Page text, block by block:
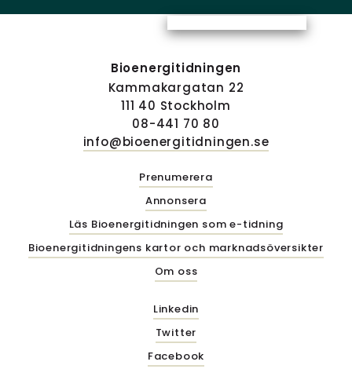
Bioenergitidningen
Kammakargatan 22
111 40 Stockholm
08-441 70 80
info@bioenergitidningen.se
Prenumerera
Annonsera
Läs Bioenergitidningen som e-tidning
Bioenergitidningens kartor och marknadsöversikter
Om oss
Linkedin
Twitter
Facebook